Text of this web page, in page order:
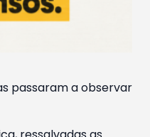
passaram a observar